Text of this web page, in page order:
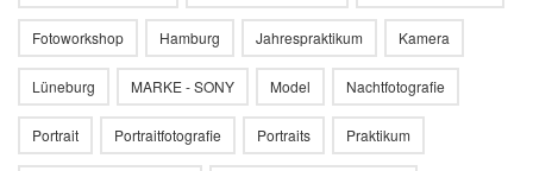
Fotoworkshop Hamburg Jahrespraktikum Kamera
Lüneburg MARKE - SONY Model Nachtfotografie
Portrait Portraitfotografie Portraits Praktikum